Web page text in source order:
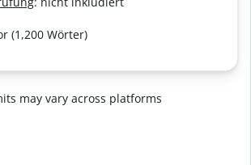
(1,200 Wörter)
may vary across platforms